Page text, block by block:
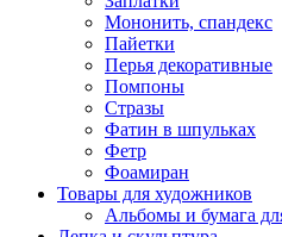
Мононить, спандекс
Пайетки
Перья декоративные
Помпоны
Стразы
Фатин в шпульках
Фетр
Фоамиран
Товары для художников
Альбомы и бумага